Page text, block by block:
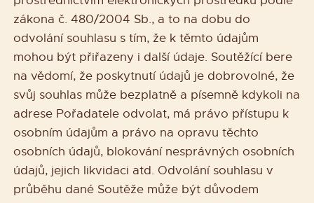
zákona č. 480/2004 Sb., a to na dobu do
odvolání souhlasu s tím, že k těmto údajům
mohou být přiřazeny i další údaje. Soutěžící bere
na vědomí, že poskytnutí údajů je dobrovolné, že
svůj souhlas může bezplatně a písemně kdykoli na
adrese Pořadatele odvolat, má právo přístupu k
osobním údajům a právo na opravu těchto
osobních údajů, blokování nesprávných osobních
údajů, jejich likvidaci atd. Odvolání souhlasu v
průběhu dané Soutěže může být důvodem